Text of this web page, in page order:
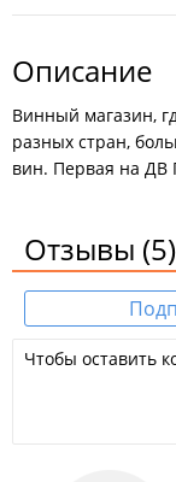
Описание
Винный магазин,
разных стран,
вин. Первая на ДВ
Отзывы (5)
Чтобы оставить